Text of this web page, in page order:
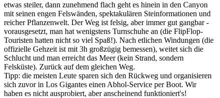
etwas steiler, dann zunehmend flach geht es hinein in den Canyon
mit seinen engen Felswänden, spektakulären Steinformationen und
reicher Pflanzenwelt. Der Weg ist felsig, aber immer gut gangbar -
vorausgesetzt, man hat wenigstens Turnschuhe an (die FlipFlop-
Touristen hatten nicht so viel Spaß!). Nach etlichen Windungen (die
offizielle Gehzeit ist mit 3h großzügig bemessen), weitet sich die
Schlucht und man erreicht das Meer (kein Strand, sondern
Felsküste). Zurück auf dem gleichen Weg.
Tipp: die meisten Leute sparen sich den Rückweg und organisieren
sich zuvor in Los Gigantes einen Abhol-Service per Boot. Wir
haben es nicht ausprobiert, aber anscheinend funktioniert's!